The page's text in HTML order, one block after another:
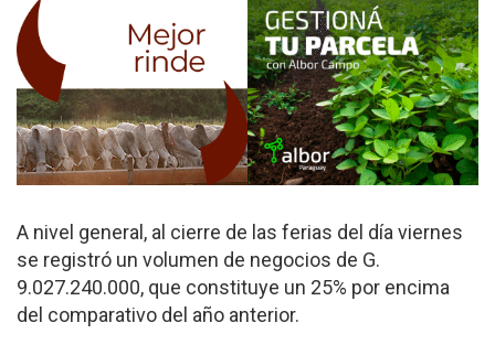
A nivel general, al cierre de las ferias del día viernes
se registró un volumen de negocios de G.
9.027.240.000, que constituye un 25% por encima
del comparativo del año anterior.